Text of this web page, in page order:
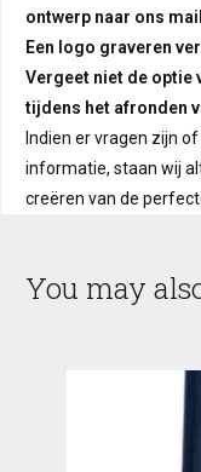
ontwerp naar ons
Een logo graveren
Vergeet niet de optie
tijdens het afronden
Indien er vragen zijn
informatie, staan wij
creëren van de
You may